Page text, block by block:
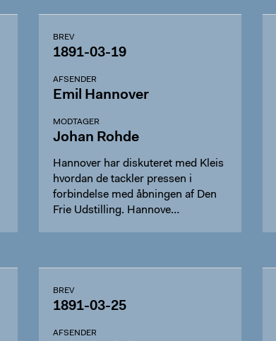
BREV
1891-03-19
AFSENDER
Emil Hannover
MODTAGER
Johan Rohde
Hannover har diskuteret med Kleis
hvordan de tackler pressen i
forbindelse med åbningen af Den
Frie Udstilling. Hannove…
BREV
1891-03-25
AFSENDER